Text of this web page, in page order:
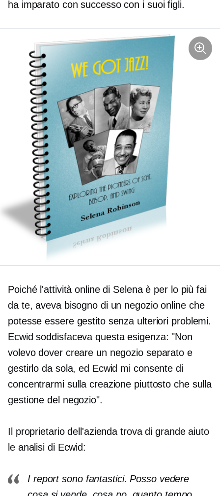
ha imparato con successo con i suoi figli.
Poiché l'attività online di Selena è per lo più fai
da te, aveva bisogno di un negozio online che
potesse essere gestito senza ulteriori problemi.
Ecwid soddisfaceva questa esigenza: "Non
volevo dover creare un negozio separato e
gestirlo da sola, ed Ecwid mi consente di
concentrarmi sulla creazione piuttosto che sulla
gestione del negozio".
Il proprietario dell'azienda trova di grande aiuto
le analisi di Ecwid:
I report sono fantastici. Posso vedere